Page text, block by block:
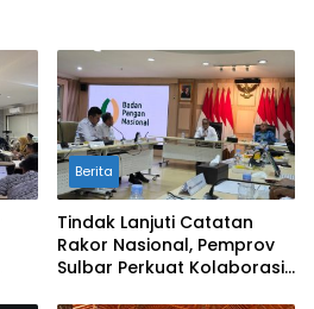
Berita
Tindak Lanjuti Catatan
Rakor Nasional, Pemprov
Sulbar Perkuat Kolaborasi